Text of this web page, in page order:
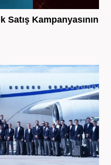
Satış Kampanyasının